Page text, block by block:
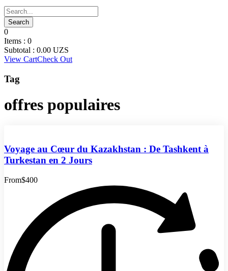
0
Items : 0
Subtotal : 0.00 UZS
View CartCheck Out
Tag
offres populaires
Voyage au Cœur du Kazakhstan : De Tashkent à
Turkestan en 2 Jours
From$400